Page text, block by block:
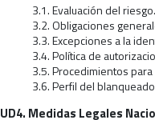
3.1. Evaluación del riesgo.
3.2. Obligaciones
3.3. Excepciones a la
3.4. Política de
3.5. Procedimientos
3.6. Perfil del
UD4. Medidas Legales